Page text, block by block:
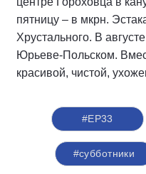
пятницу – в мкрн.
Хрустального. В
Юрьеве-Польском.
красивой, чистой,
#ЕР33
#субботники